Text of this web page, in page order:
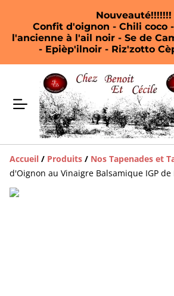
Nouveauté!!!!!!!
Confit d'oignon - Chili coco
l'ancienne à l'ail noir - Se de
- Epièp'ilnoir - Riz'zotto
Accueil / Produits / Nos Tapenades et
d'Oignon au Vinaigre Balsamique IGP